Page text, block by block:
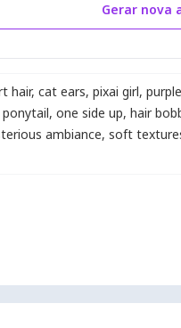
Gerar nova
hair, cat ears, pixai girl,
ponytail, one side up, hair
ambiance, soft